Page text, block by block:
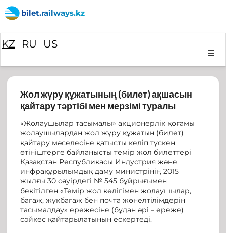
bilet.railways.kz
KZ RU US
Жол жүру құжатының (билет) ақшасын
қайтару тәртібі мен мерзімі туралы
«Жолаушылар тасымалы» акционерлік қоғамы
жолаушылардан жол жүру құжатын (билет)
қайтару мәселесіне қатысты келіп түскен
өтініштерге байланысты темір жол билеттері
Қазақстан Республикасы Индустрия және
инфрақұрылымдық даму министрінің 2015
жылғы 30 сәуірдегі № 545 бұйрығымен
бекітілген «Темір жол көлігімен жолаушылар,
багаж, жүкбагаж бен почта жөнелтілімдерін
тасымалдау» ережесіне (бұдан әрі – ереже)
сәйкес қайтарылатынын ескертеді.